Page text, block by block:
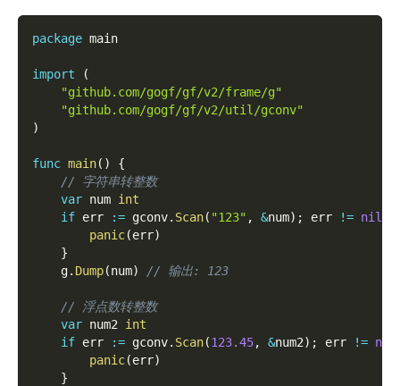
package main
import
(
"github.com/gogf/gf/v2/frame/g"
"github.com/gogf/gf/v2/util/gconv"
)
func main( )
{
// 字符串转整数
var num int
if err := gconv. Scan( "123" , &num) ; err != nil
panic(err)
}
    g
. Dump(num) // 输出: 123
// 浮点数转整数
var num2 int
if err := gconv. Scan(123.45, &num2) ; err != nil
panic(err)
}